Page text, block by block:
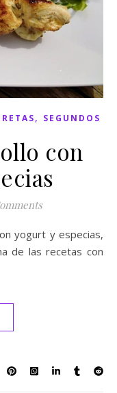
, SEGUNDOS
con
de las recetas con